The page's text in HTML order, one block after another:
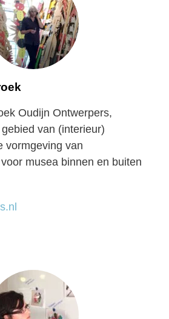
Oudijn Ontwerpers,
van (interieur)
vormgeving van
musea binnen en buiten